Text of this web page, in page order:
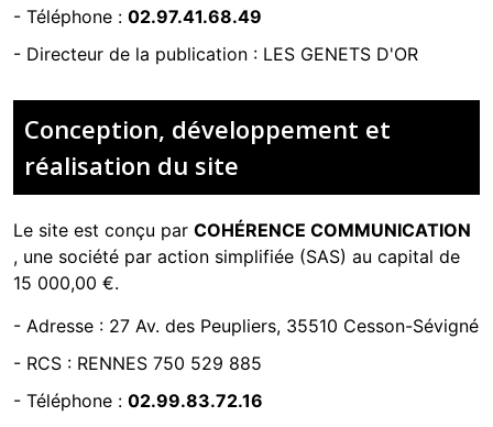
- Téléphone : 02.97.41.68.49
- Directeur de la publication : LES GENETS D'OR
Conception, développement et
réalisation du site
Le site est conçu par COHÉRENCE COMMUNICATION
, une société par action simplifiée (SAS) au capital de
15 000,00 €.
- Adresse : 27 Av. des Peupliers, 35510 Cesson-Sévigné
- RCS : RENNES 750 529 885
- Téléphone : 02.99.83.72.16